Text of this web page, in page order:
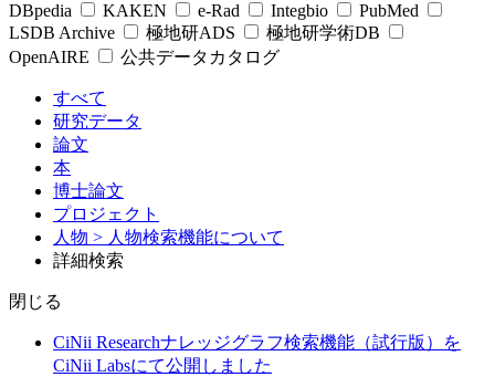
DBpedia
KAKEN e-Rad Integbio
PubMed
LSDB Archive
極地研ADS
極地研学術DB
OpenAIRE
公共データカタログ
すべて
研究データ
論文
本
博士論文
プロジェクト
人物 > 人物検索機能について
詳細検索
閉じる
CiNii Researchナレッジグラフ検索機能（試行版）を
CiNii Labsにて公開しました